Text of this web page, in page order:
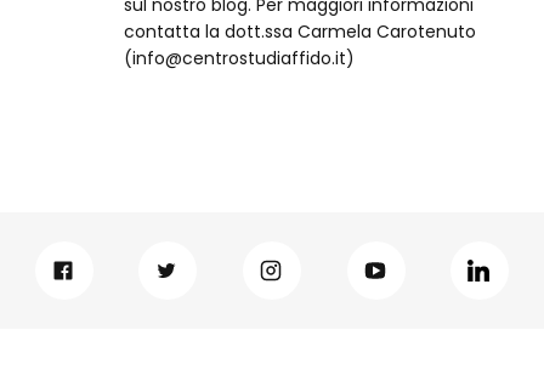
sul nostro blog. Per maggiori informazioni
contatta la dott.ssa Carmela Carotenuto
(info@centrostudiaffido.it)